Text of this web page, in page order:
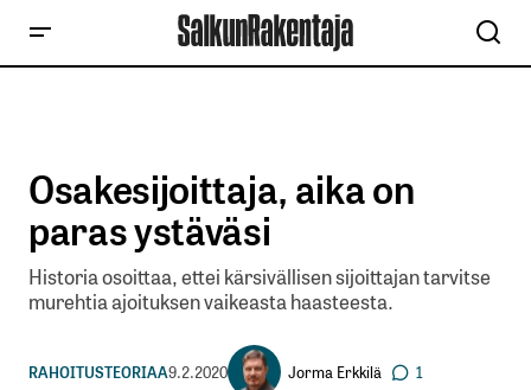
Osakesijoittaja, aika on
paras ystäväsi
Historia osoittaa, ettei kärsivällisen sijoittajan tarvitse
murehtia ajoituksen vaikeasta haasteesta.
RAHOITUSTEORIAA9.2.2020 Jorma Erkkilä 1